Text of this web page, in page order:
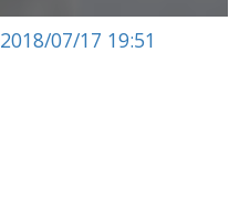
2018/07/17 19:51